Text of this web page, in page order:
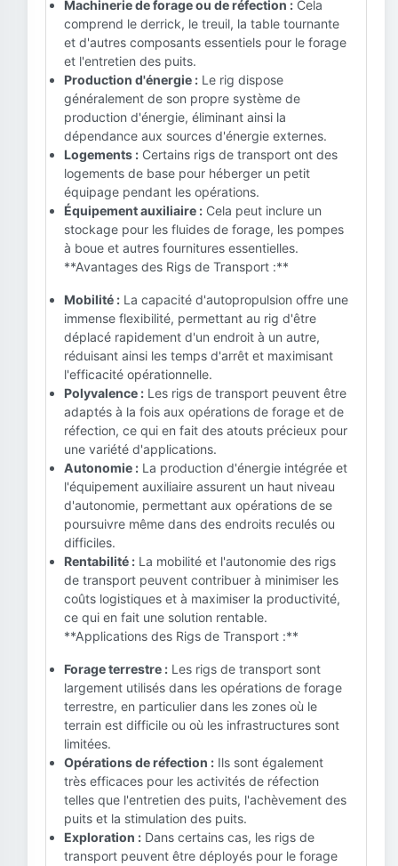
Machinerie de forage ou de réfection : Cela
comprend le derrick, le treuil, la table tournante
et d'autres composants essentiels pour le forage
et l'entretien des puits.
Production d'énergie : Le rig dispose
généralement de son propre système de
production d'énergie, éliminant ainsi la
dépendance aux sources d'énergie externes.
Logements : Certains rigs de transport ont des
logements de base pour héberger un petit
équipage pendant les opérations.
Équipement auxiliaire : Cela peut inclure un
stockage pour les fluides de forage, les pompes
à boue et autres fournitures essentielles.
**Avantages des Rigs de Transport :**
Mobilité : La capacité d'autopropulsion offre une
immense flexibilité, permettant au rig d'être
déplacé rapidement d'un endroit à un autre,
réduisant ainsi les temps d'arrêt et maximisant
l'efficacité opérationnelle.
Polyvalence : Les rigs de transport peuvent être
adaptés à la fois aux opérations de forage et de
réfection, ce qui en fait des atouts précieux pour
une variété d'applications.
Autonomie : La production d'énergie intégrée et
l'équipement auxiliaire assurent un haut niveau
d'autonomie, permettant aux opérations de se
poursuivre même dans des endroits reculés ou
difficiles.
Rentabilité : La mobilité et l'autonomie des rigs
de transport peuvent contribuer à minimiser les
coûts logistiques et à maximiser la productivité,
ce qui en fait une solution rentable.
**Applications des Rigs de Transport :**
Forage terrestre : Les rigs de transport sont
largement utilisés dans les opérations de forage
terrestre, en particulier dans les zones où le
terrain est difficile ou où les infrastructures sont
limitées.
Opérations de réfection : Ils sont également
très efficaces pour les activités de réfection
telles que l'entretien des puits, l'achèvement des
puits et la stimulation des puits.
Exploration : Dans certains cas, les rigs de
transport peuvent être déployés pour le forage